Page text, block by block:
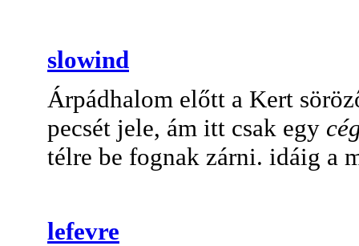
slowind
Árpádhalom előtt a Kert
pecsét jele, ám itt csak egy
télre be fognak zárni. idáig a
lefevre